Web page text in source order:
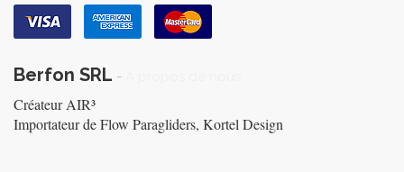
Berfon SRL -
Créateur AIR³
Importateur de Flow Paragliders, Kortel Design